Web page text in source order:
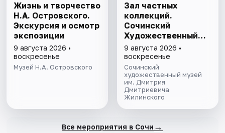
Жизнь и творчество
Н.А. Островского.
Экскурсия и осмотр
экспозиции
9 августа 2026 •
воскресенье
Музей Н.А. Островского
Зал частных
коллекций.
Сочинский
Художественный
музей им. Д.Д.
Жилинского
9 августа 2026 •
воскресенье
Сочинский
художественный музей
им. Дмитрия
Дмитриевича
Жилинского
Все мероприятия в Сочи →